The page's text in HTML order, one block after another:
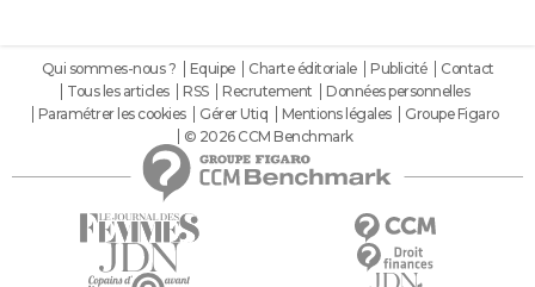
Qui sommes-nous ? Equipe Charte éditoriale Publicité
Contact
Tous les articles
RSS Recrutement
Données personnelles
Paramétrer les cookies
Gérer Utiq Mentions légales
Groupe Figaro
© 2026 CCM Benchmark